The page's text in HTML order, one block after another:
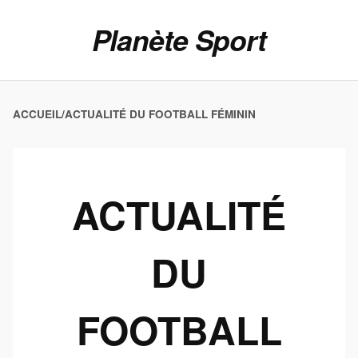
Planète Sport
ACCUEIL/ACTUALITÉ DU FOOTBALL FÉMININ
ACTUALITÉ
DU
FOOTBALL